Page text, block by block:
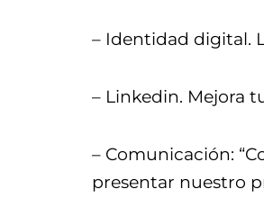
– Identidad digital.
– Linkedin. Mejora
– Comunicación:
presentar nuestro